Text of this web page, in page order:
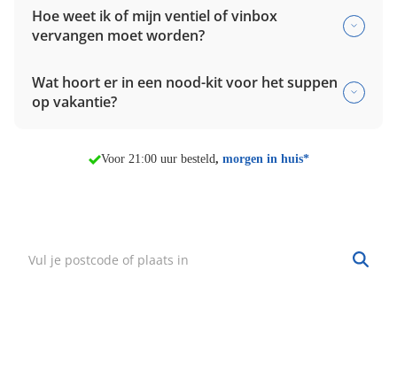
Hoe weet ik of mijn ventiel of vinbox
vervangen moet worden?
Wat hoort er in een nood-kit voor het suppen
op vakantie?
Voor 21:00 uur besteld, morgen in huis*